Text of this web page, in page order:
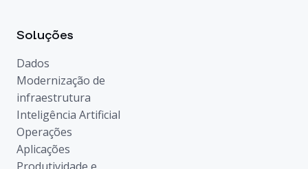
Soluções
Dados
Modernização de
infraestrutura
Inteligência Artificial
Operações
Aplicações